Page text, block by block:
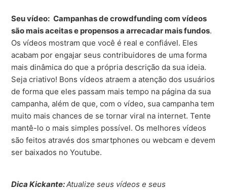
Seu vídeo: Campanhas de crowdfunding com vídeos
são mais aceitas e propensos a arrecadar mais fundos.
Os vídeos mostram que você é real e confiável. Eles
acabam por engajar seus contribuidores de uma forma
mais dinâmica do que a própria descrição da sua ideia.
Seja criativo! Bons vídeos atraem a atenção dos usuários
de forma que eles passam mais tempo na página da sua
campanha, além de que, com o vídeo, sua campanha tem
muito mais chances de se tornar viral na internet. Tente
mantê-lo o mais simples possível. Os melhores vídeos
são feitos através dos smartphones ou webcam e devem
ser baixados no Youtube.
Dica Kickante:Atualize seus vídeos e seus